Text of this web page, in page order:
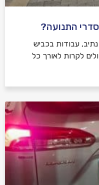
התנועה?
נתיב, עבודות בכביש
לקרות לאורך כל